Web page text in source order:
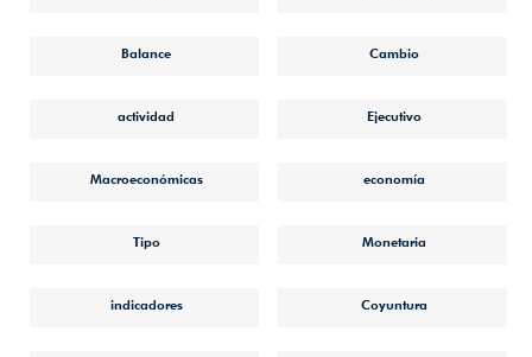
Balance Cambio
actividad Ejecutivo
Macroeconómicas economía
Tipo Monetaria
indicadores Coyuntura